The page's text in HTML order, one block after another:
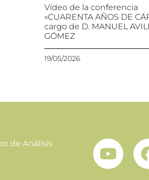
Vídeo de la conferencia
«CUARENTA AÑOS DE
cargo de D. MANUEL
GÓMEZ
19/05/2026
de Análisis